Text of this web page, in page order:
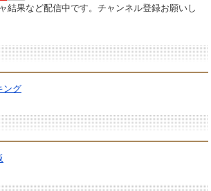
結果など配信中です。チャンネル登録お願いし
ング